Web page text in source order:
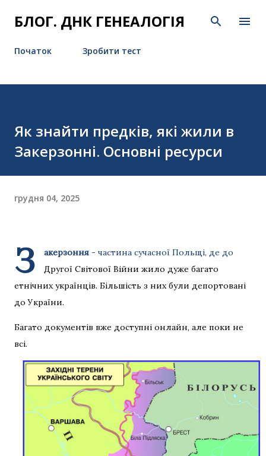
Перейти до основного вмісту
БЛОГ. ДНК ГЕНЕАЛОГІЯ
Початок Зробити тест
Як знайти предків, які жили в
Закерзонні. Основні ресурси
грудня 04, 2025
З акерзоння - частина сучасної Польщі, де до
Другої Світової Війни жило дуже багато
етнічних українців. Більшість з них були депортовані
до України.
Багато документів вже доступні онлайн, але поки не
всі.